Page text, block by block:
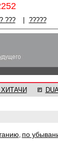
? ??? ?????
, по